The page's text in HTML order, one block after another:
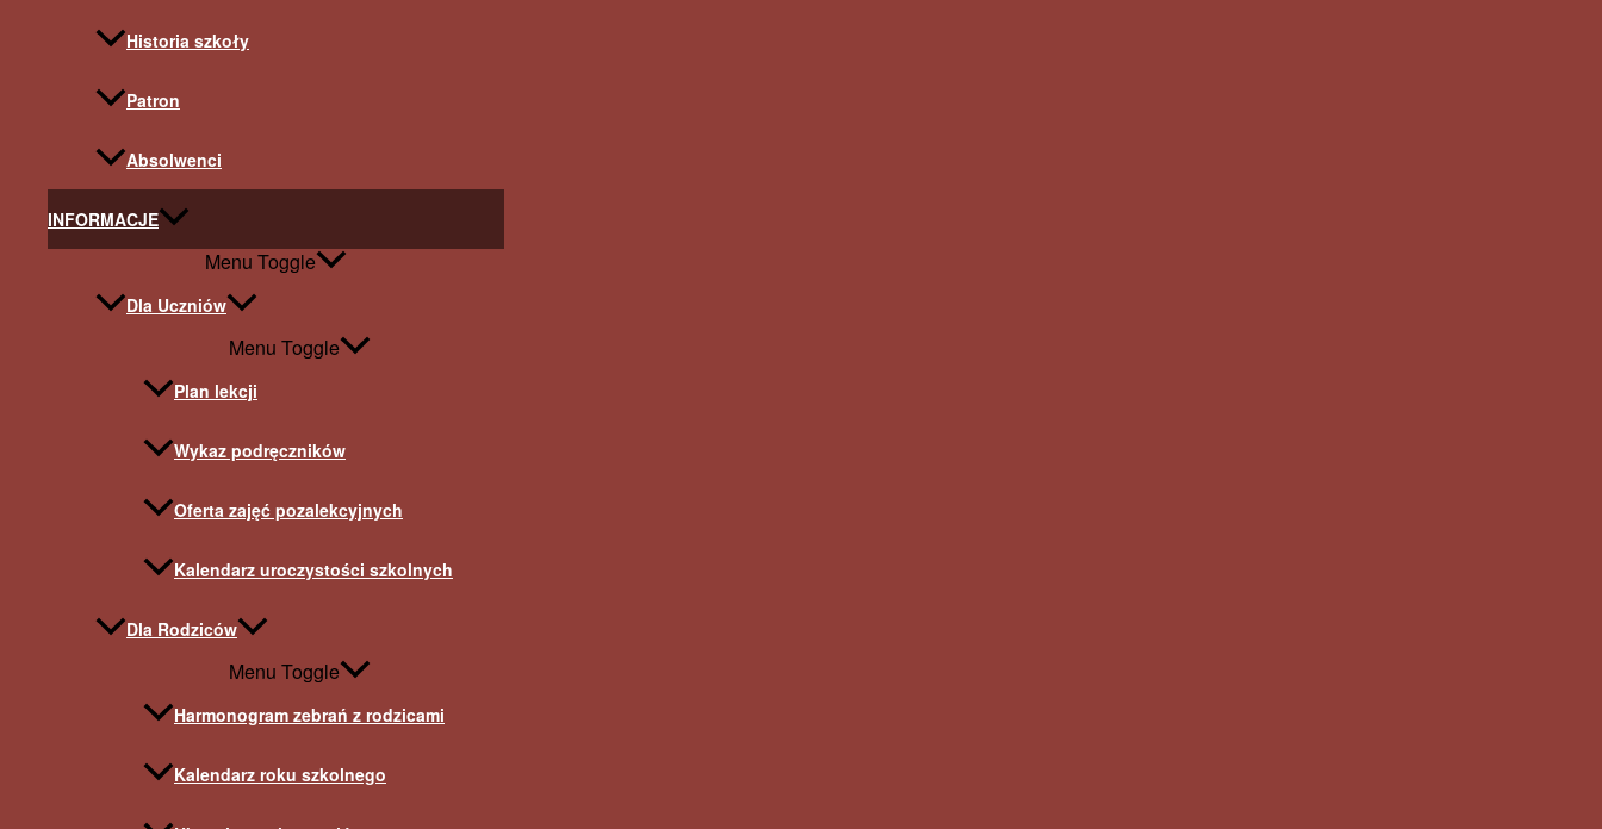
Historia szkoły
Patron
Absolwenci
INFORMACJE
Menu Toggle
Dla Uczniów
Menu Toggle
Plan lekcji
Wykaz podręczników
Oferta zajęć pozalekcyjnych
Kalendarz uroczystości szkolnych
Dla Rodziców
Menu Toggle
Harmonogram zebrań z rodzicami
Kalendarz roku szkolnego